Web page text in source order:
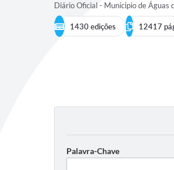
Diário Oficial - Munícipio de Águas
1430 edições 12417
Palavra-Chave